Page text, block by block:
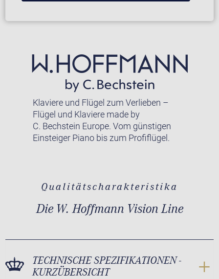
Klaviere und Flügel zum Verlieben –
Flügel und Klaviere made by
C. Bechstein Europe. Vom günstigen
Einsteiger Piano bis zum Profiflügel.
Qualitätscharakteristika
Die W. Hoffmann Vision Line
TECHNISCHE SPEZIFIKATIONEN -
KURZÜBERSICHT